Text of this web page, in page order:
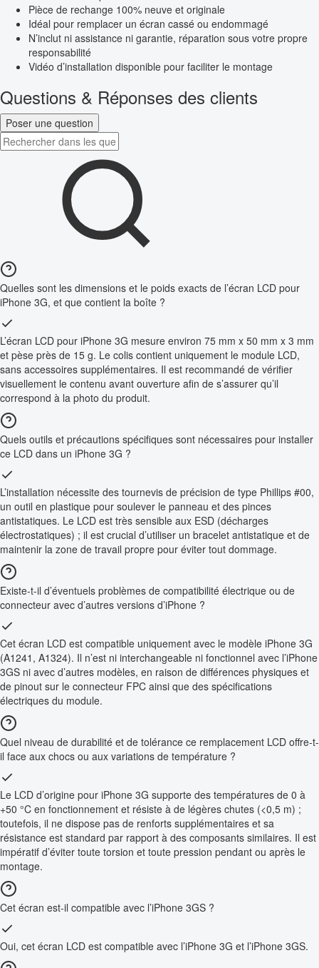
Pièce de rechange 100% neuve et originale
Idéal pour remplacer un écran cassé ou endommagé
N’inclut ni assistance ni garantie, réparation sous votre propre
responsabilité
Vidéo d’installation disponible pour faciliter le montage
Questions & Réponses des clients
Poser une question
Quelles sont les dimensions et le poids exacts de l’écran LCD pour
iPhone 3G, et que contient la boîte ?
L’écran LCD pour iPhone 3G mesure environ 75 mm x 50 mm x 3 mm
et pèse près de 15 g. Le colis contient uniquement le module LCD,
sans accessoires supplémentaires. Il est recommandé de vérifier
visuellement le contenu avant ouverture afin de s’assurer qu’il
correspond à la photo du produit.
Quels outils et précautions spécifiques sont nécessaires pour installer
ce LCD dans un iPhone 3G ?
L’installation nécessite des tournevis de précision de type Phillips #00,
un outil en plastique pour soulever le panneau et des pinces
antistatiques. Le LCD est très sensible aux ESD (décharges
électrostatiques) ; il est crucial d’utiliser un bracelet antistatique et de
maintenir la zone de travail propre pour éviter tout dommage.
Existe-t-il d’éventuels problèmes de compatibilité électrique ou de
connecteur avec d’autres versions d’iPhone ?
Cet écran LCD est compatible uniquement avec le modèle iPhone 3G
(A1241, A1324). Il n’est ni interchangeable ni fonctionnel avec l’iPhone
3GS ni avec d’autres modèles, en raison de différences physiques et
de pinout sur le connecteur FPC ainsi que des spécifications
électriques du module.
Quel niveau de durabilité et de tolérance ce remplacement LCD offre-t-
il face aux chocs ou aux variations de température ?
Le LCD d’origine pour iPhone 3G supporte des températures de 0 à
+50 °C en fonctionnement et résiste à de légères chutes (<0,5 m) ;
toutefois, il ne dispose pas de renforts supplémentaires et sa
résistance est standard par rapport à des composants similaires. Il est
impératif d’éviter toute torsion et toute pression pendant ou après le
montage.
Cet écran est-il compatible avec l’iPhone 3GS ?
Oui, cet écran LCD est compatible avec l’iPhone 3G et l’iPhone 3GS.